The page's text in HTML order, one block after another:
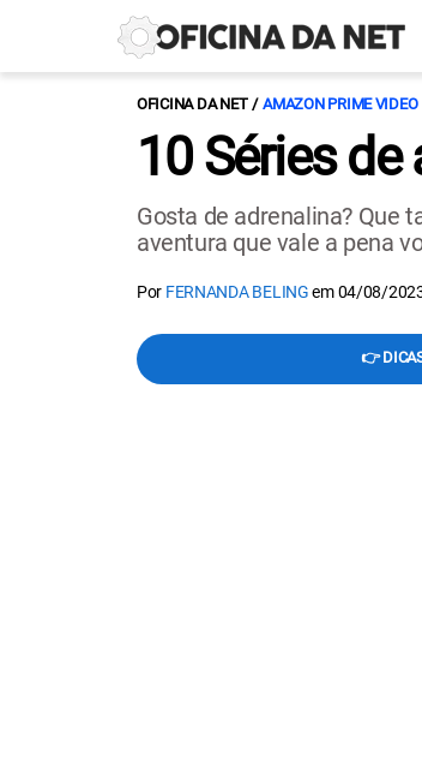
OFICINA DA NET AMAZON PRIME VIDEO
10 Séries
Gosta de adrenalina? Que
aventura que vale a pena
Por FERNANDA BELINGem04/08/
👉